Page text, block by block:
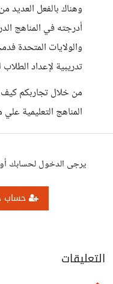
وهناك بالفعل
أدرجته في المناهج
والولايات المتحدة
تدريبية لإعداد
من خلال تجاربكم
المناهج التعليمية
يرجى الدخول لحسابك
حساب
التعليقات